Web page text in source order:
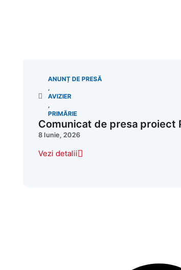
ANUNȚ DE PRESĂ
,
AVIZIER
,
PRIMĂRIE
Comunicat de presa proiect
8 Iunie, 2026
Vezi detalii